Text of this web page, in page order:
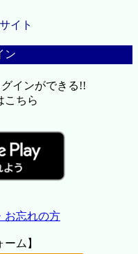
イト
ン
インができる!!
こちら
お忘れの方
ーム】